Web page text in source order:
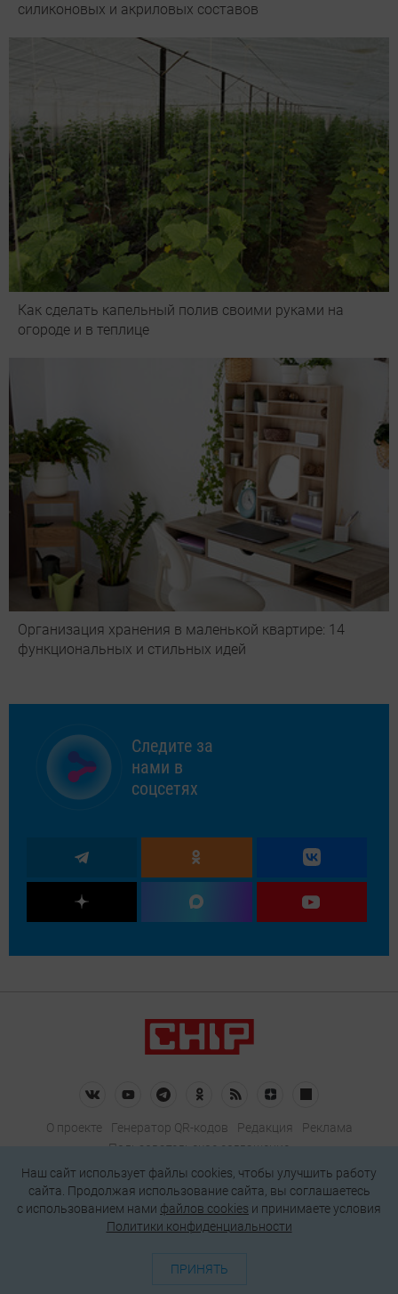
силиконовых и акриловых составов
Как сделать капельный полив своими руками на
огороде и в теплице
Организация хранения в маленькой квартире: 14
функциональных и стильных идей
Следите за
нами в
соцсетях
О проекте Генератор QR-кодов Редакция
Реклама
Пользовательское соглашение
Политика конфиденциальности
Подписаться на рассылку
127018, Москва, ул. Полковая, д. 3, стр. 4, помещение I, комн. 23
Наш сайт использует файлы cookies, чтобы улучшить работу
сайта. Продолжая использование сайта, вы соглашаетесь
c использованием нами файлов cookies и принимаете условия
Политики конфиденциальности
ПРИНЯТЬ